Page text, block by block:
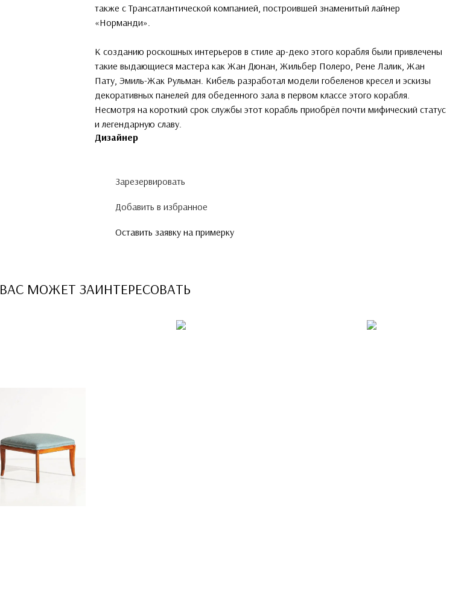
также с Трансатлантической компанией, построившей знаменитый лайнер
«Норманди».
К созданию роскошных интерьеров в стиле ар-деко этого корабля были привлечены
такие выдающиеся мастера как Жан Дюнан, Жильбер Полеро, Рене Лалик, Жан
Пату, Эмиль-Жак Рульман. Кибель разработал модели гобеленов кресел и эскизы
декоративных панелей для обеденного зала в первом классе этого корабля.
Несмотря на короткий срок службы этот корабль приобрёл почти мифический статус
и легендарную славу.
Дизайнер
Зарезервировать
Добавить в избранное
Оставить заявку на примерку
ВАС МОЖЕТ ЗАИНТЕРЕСОВАТЬ